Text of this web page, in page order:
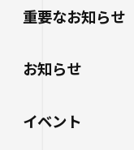
重要なお知らせ
お知らせ
イベント